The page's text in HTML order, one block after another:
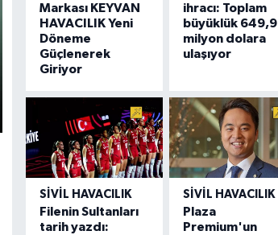
Markası KEYVAN
HAVACILIK Yeni
Döneme
Güçlenerek
Giriyor
ihracı: Toplam
büyüklük 649,9
milyon dolara
ulaşıyor
SIVIL HAVACILIK
Filenin Sultanları
tarih yazdı:
SIVIL HAVACILIK
Plaza
Premium'un